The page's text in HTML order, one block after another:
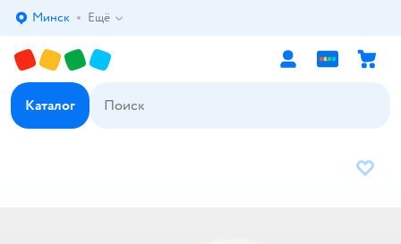
Выбор адреса доставки.
Минск Ещё
Каталог
В